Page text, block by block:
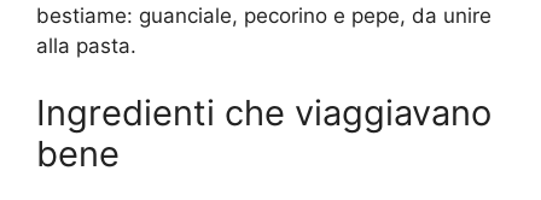
bestiame: guanciale, pecorino e pepe, da unire
alla pasta.
Ingredienti che viaggiavano
bene